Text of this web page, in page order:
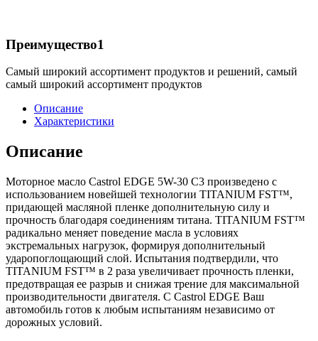
Преимущество1
Самый широкий ассортимент продуктов и решений, самый
самый широкий ассортимент продуктов
Описание
Характеристики
Описание
Моторное масло Castrol EDGE 5W-30 C3 произведено с
использованием новейшей технологии TITANIUM FST™,
придающей масляной пленке дополнительную силу и
прочность благодаря соединениям титана. TITANIUM FST™
радикально меняет поведение масла в условиях
экстремальных нагрузок, формируя дополнительный
ударопоглощающий слой. Испытания подтвердили, что
TITANIUM FST™ в 2 раза увеличивает прочность пленки,
предотвращая ее разрыв и снижая трение для максимальной
производительности двигателя. С Castrol EDGE Ваш
автомобиль готов к любым испытаниям независимо от
дорожных условий.